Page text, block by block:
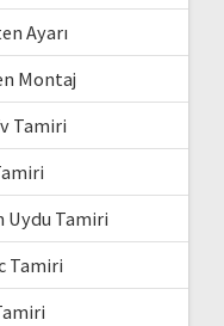
Ayarı
Montaj
Tamiri
Uydu Tamiri
Tamiri